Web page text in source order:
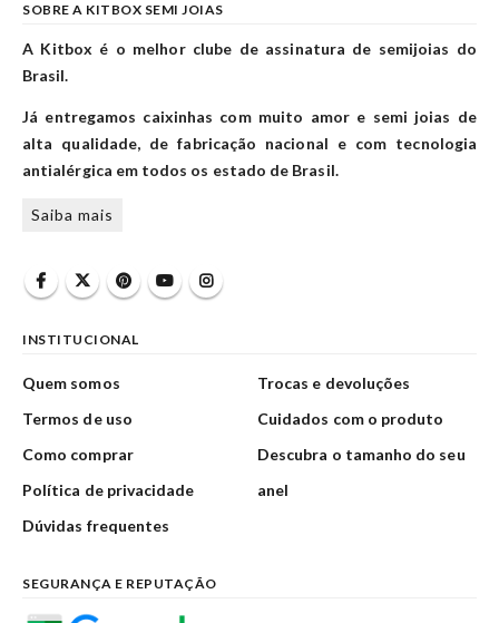
SOBRE A KITBOX SEMI JOIAS
A Kitbox é o melhor clube de assinatura de semijoias do
Brasil.
Já entregamos caixinhas com muito amor e semi joias de
alta qualidade, de fabricação nacional e com tecnologia
antialérgica em todos os estado de Brasil.
Saiba mais
INSTITUCIONAL
Quem somos
Termos de uso
Como comprar
Política de privacidade
Dúvidas frequentes
Trocas e devoluções
Cuidados com o produto
Descubra o tamanho do seu
anel
SEGURANÇA E REPUTAÇÃO